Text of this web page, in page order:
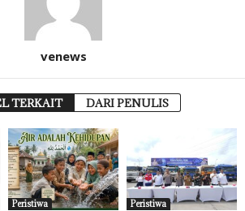
venews
TERKAIT DARI PENULIS
Peristiwa Peristiwa